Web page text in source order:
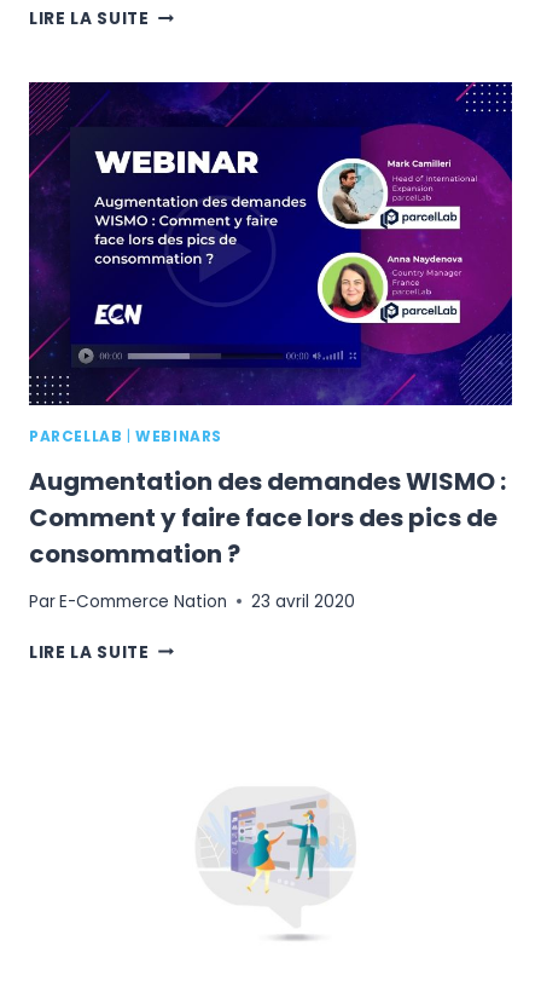
LIRE LA SUITE WISMO
L’EXPÉRIENCE
CLIENT
L’ACHAT
JUSQU’À
LA
LIVRAISON
PARCELLAB |WEBINARS
Augmentation des demandes WISMO :
Comment y faire face lors des pics de
consommation ?
ParE-Commerce Nation 23 avril 2020
LIRE LA SUITE AUGMENTATION
FAIRE